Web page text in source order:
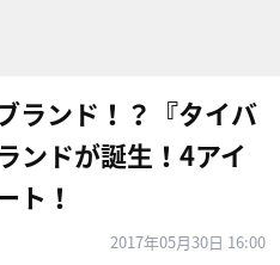
ランド！？『タイバ
ンドが誕生！4アイ
ト！
2017年05月30日 16:00